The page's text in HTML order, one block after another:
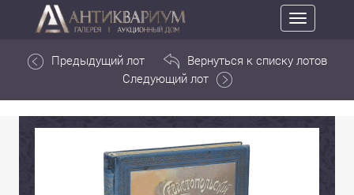
Toggle
navigation
Предыдущий лот
Вернуться к списку лотов
Следующий лот